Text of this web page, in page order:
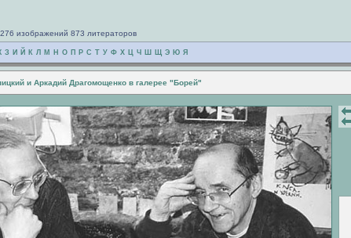
изображений 873 литераторов
З И Й К Л М Н О П Р С Т У Ф Х Ц Ч Ш Щ Э Ю Я
и Аркадий Драгомощенко в галерее "Борей"